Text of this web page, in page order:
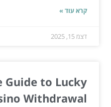
קרא עוד »
דצמ 15, 2025
to Lucky
Withdrawal